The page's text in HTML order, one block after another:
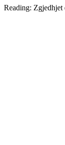
Reading: Zgjedhjet